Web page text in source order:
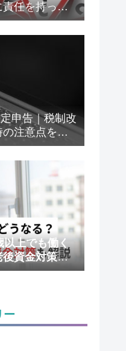
任を持って
う！
申告｜税制改
注意点をわ
以上でも働く
後資金対策も
ー